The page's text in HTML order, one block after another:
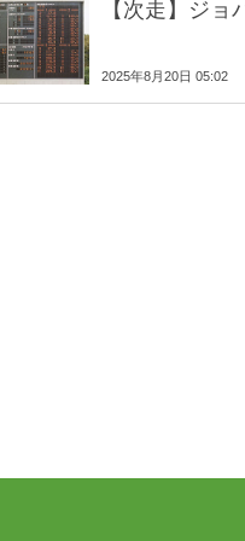
【次走】ジ
2025年8月20日 05:02